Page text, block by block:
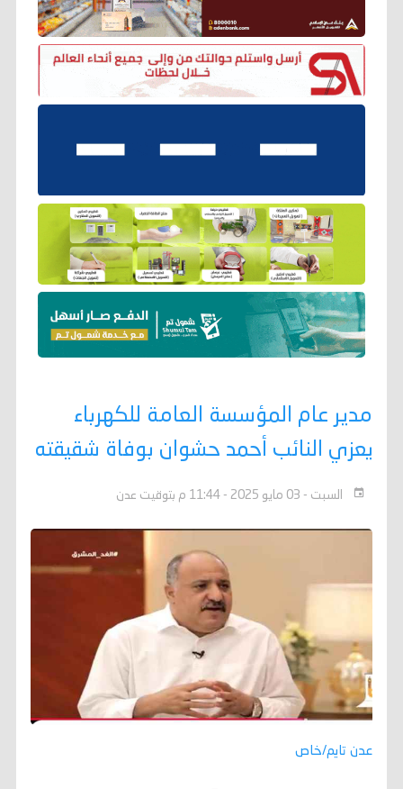
مدير عام المؤسسة العامة للكهرباء
يعزي النائب أحمد حشوان بوفاة شقيقته
السبت - 03 مايو 2025 - 11:44 م بتوقيت عدن
عدن تايم/خاص